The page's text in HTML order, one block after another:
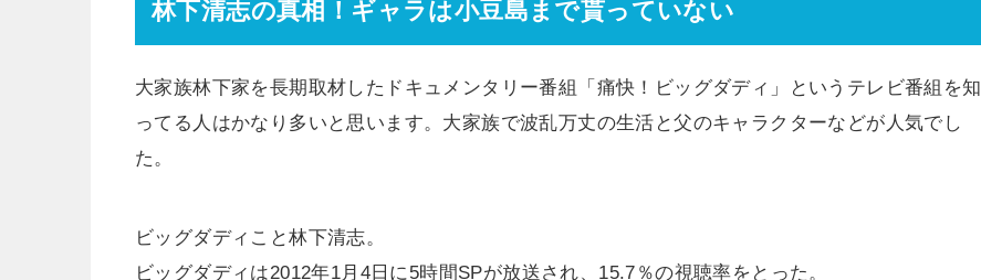
林下清志の真相！ギャラは小豆島まで貰っていない
大家族林下家を長期取材したドキュメンタリー番組「痛快！ビッグダディ」というテレビ番組を知
ってる人はかなり多いと思います。大家族で波乱万丈の生活と父のキャラクターなどが人気でし
た。
ビッグダディこと林下清志。
ビッグダディは2012年1月4日に5時間SPが放送され、15.7％の視聴率をとった。